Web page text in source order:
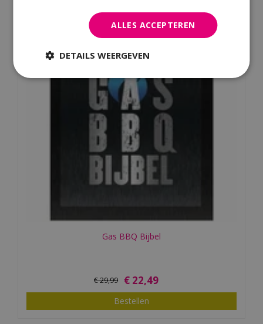
Gas BBQ Bijbel
€29,99 € 22,49
Bestellen
ALLES ACCEPTEREN
DETAILS WEERGEVEN